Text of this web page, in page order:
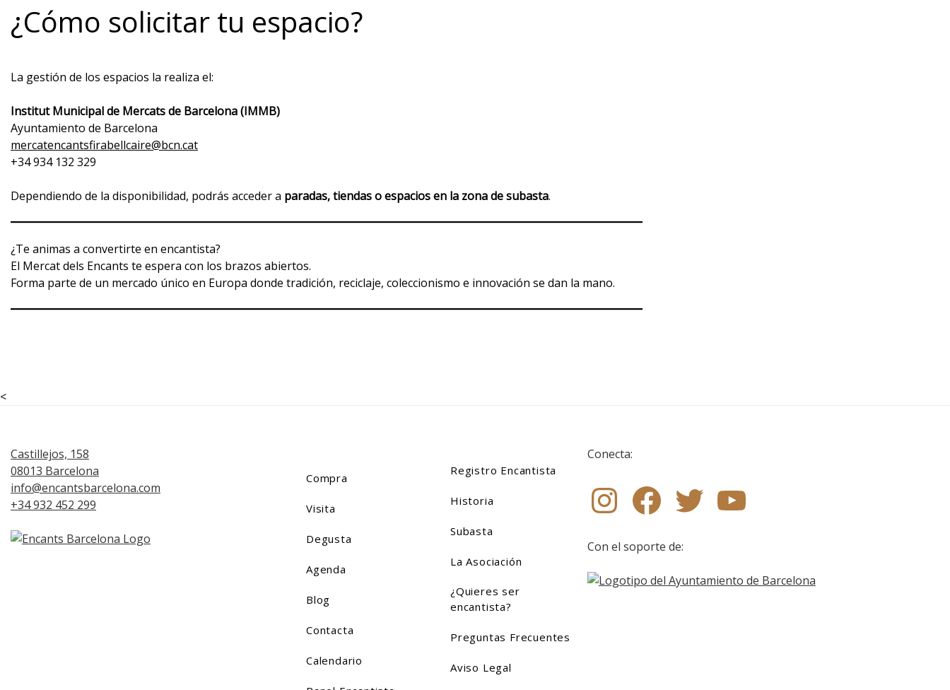
¿Cómo solicitar tu espacio?
La gestión de los espacios la realiza el:
Institut Municipal de Mercats de Barcelona (IMMB)
Ayuntamiento de Barcelona
mercatencantsfirabellcaire@bcn.cat
+34 934 132 329
Dependiendo de la disponibilidad, podrás acceder a paradas, tiendas o espacios en la zona de subasta.
¿Te animas a convertirte en encantista?
El Mercat dels Encants te espera con los brazos abiertos.
Forma parte de un mercado único en Europa donde tradición, reciclaje, coleccionismo e innovación se dan la mano.
<
Castillejos, 158
08013 Barcelona
info@encantsbarcelona.com
+34 932 452 299
Compra
Visita
Degusta
Agenda
Blog
Contacta
Calendario
Registro Encantista
Historia
Subasta
La Asociación
¿Quieres ser
encantista?
Preguntas Frecuentes
Aviso Legal
Conecta:
Instagram Facebook
Con el soporte de: